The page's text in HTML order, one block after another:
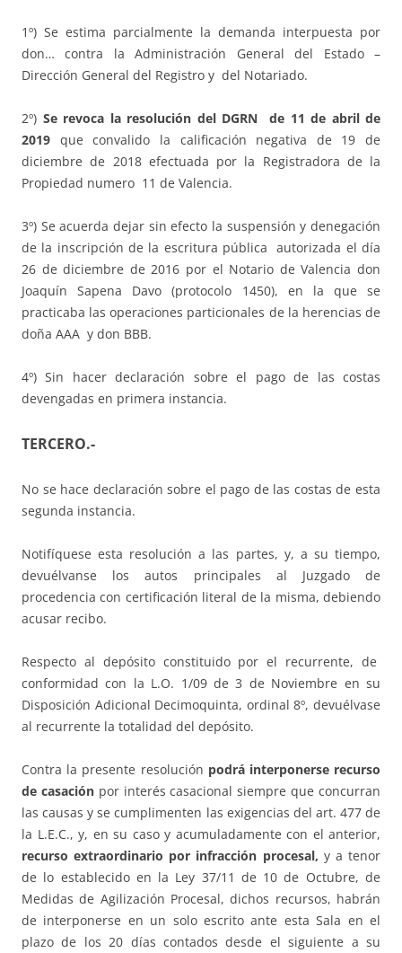
1º) Se estima parcialmente la demanda interpuesta por
don… contra la Administración General del Estado –
Dirección General del Registro y del Notariado.
2º) Se revoca la resolución del DGRN de 11 de abril de
2019 que convalido la calificación negativa de 19 de
diciembre de 2018 efectuada por la Registradora de la
Propiedad numero 11 de Valencia.
3º) Se acuerda dejar sin efecto la suspensión y denegación
de la inscripción de la escritura pública autorizada el día
26 de diciembre de 2016 por el Notario de Valencia don
Joaquín Sapena Davo (protocolo 1450), en la que se
practicaba las operaciones particionales de la herencias de
doña AAA y don BBB.
4º) Sin hacer declaración sobre el pago de las costas
devengadas en primera instancia.
TERCERO.-
No se hace declaración sobre el pago de las costas de esta
segunda instancia.
Notifíquese esta resolución a las partes, y, a su tiempo,
devuélvanse los autos principales al Juzgado de
procedencia con certificación literal de la misma, debiendo
acusar recibo.
Respecto al depósito constituido por el recurrente, de
conformidad con la L.O. 1/09 de 3 de Noviembre en su
Disposición Adicional Decimoquinta, ordinal 8º, devuélvase
al recurrente la totalidad del depósito.
Contra la presente resolución podrá interponerse recurso
de casaciónpor interés casacional siempre que concurran
las causas y se cumplimenten las exigencias del art. 477 de
la L.E.C., y, en su caso y acumuladamente con el anterior,
recurso extraordinario por infracción procesal, y a tenor
de lo establecido en la Ley 37/11 de 10 de Octubre, de
Medidas de Agilización Procesal, dichos recursos, habrán
de interponerse en un solo escrito ante esta Sala en el
plazo de los 20 días contados desde el siguiente a su